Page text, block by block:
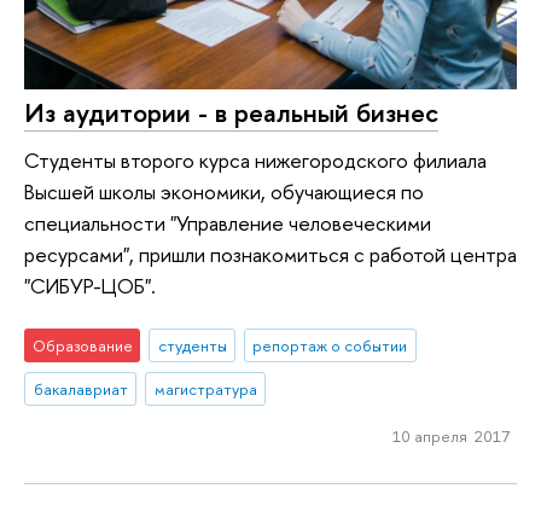
Из аудитории - в реальный бизнес
Студенты второго курса нижегородского филиала
Высшей школы экономики, обучающиеся по
специальности "Управление человеческими
ресурсами", пришли познакомиться с работой центра
"СИБУР-ЦОБ".
Образование студенты
репортаж о событии
бакалавриат
магистратура
10 апреля 2017